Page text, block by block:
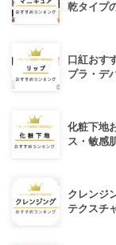
乾タイプ
口紅おす
プラ・デ
化粧下地
ス・敏感
クレンジ
テクスチ